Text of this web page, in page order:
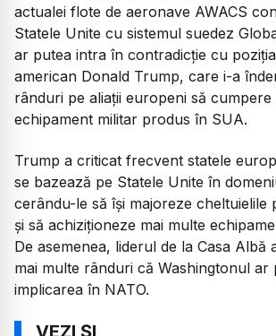
actualei flote de aeronave AWACS
Statele Unite cu sistemul suedez
ar putea intra în contradicție cu
american Donald Trump, care i-a
rânduri pe aliații europeni să cumpere
echipament militar produs în SUA.
Trump a criticat frecvent statele
se bazează pe Statele Unite în
cerându-le să își majoreze cheltuielile
și să achiziționeze mai multe
De asemenea, liderul de la Casa Albă
mai multe rânduri că Washingtonul ar
implicarea în NATO.